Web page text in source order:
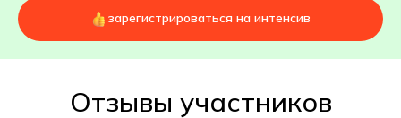
зарегистрироваться на интенсив
Отзывы участников